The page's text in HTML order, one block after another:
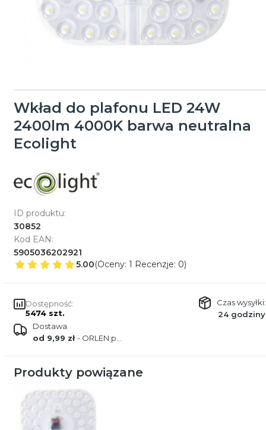
Wkład do plafonu LED 24W
2400lm 4000K barwa neutralna
Ecolight
ID produktu:
30852
Kod EAN:
5905036202921
5.00(Oceny: 1 Recenzje: 0)
Dostępność:
5474 szt.
Czas wysyłki:
24 godziny
Dostawa
od 9,99 zł- ORLEN paczka
Produkty powiązane